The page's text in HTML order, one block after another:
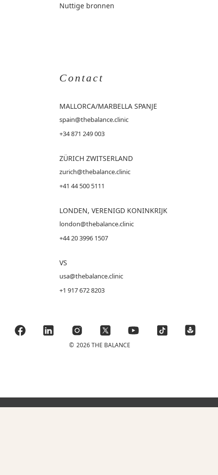
Nuttige bronnen
Contact
MALLORCA/MARBELLA SPANJE
spain@thebalance.clinic
+34 871 249 003
ZÜRICH ZWITSERLAND
zurich@thebalance.clinic
+41 44 500 5111
LONDEN, VERENIGD KONINKRIJK
london@thebalance.clinic
+44 20 3996 1507
VS
usa@thebalance.clinic
+1 917 672 8203
© 2026 THE BALANCE